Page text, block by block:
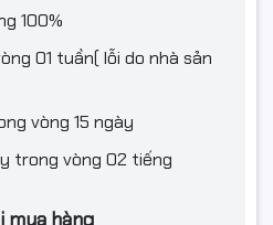
100%
01 tuần( lỗi do nhà sản
vòng 15 ngày
trong vòng 02 tiếng
mua hàng
60ppm (Simplex), 120ipm (Duplex)
60ppm (Simplex), 120ipm (Duplex)